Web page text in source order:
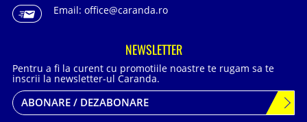
Email: office@caranda.ro
NEWSLETTER
Pentru a fi la curent cu promotiile noastre te rugam sa te
inscrii la newsletter-ul Caranda.
ABONARE / DEZABONARE